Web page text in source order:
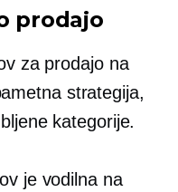
prodajo
za prodajo na
strategija,
kategorije.
je vodilna na